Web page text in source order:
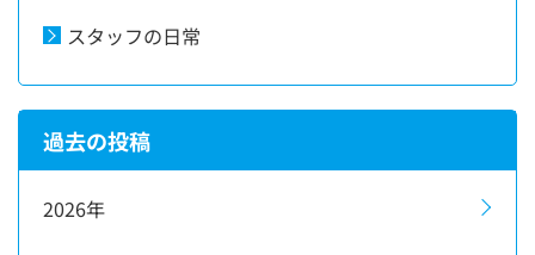
スタッフの日常
過去の投稿
2026年